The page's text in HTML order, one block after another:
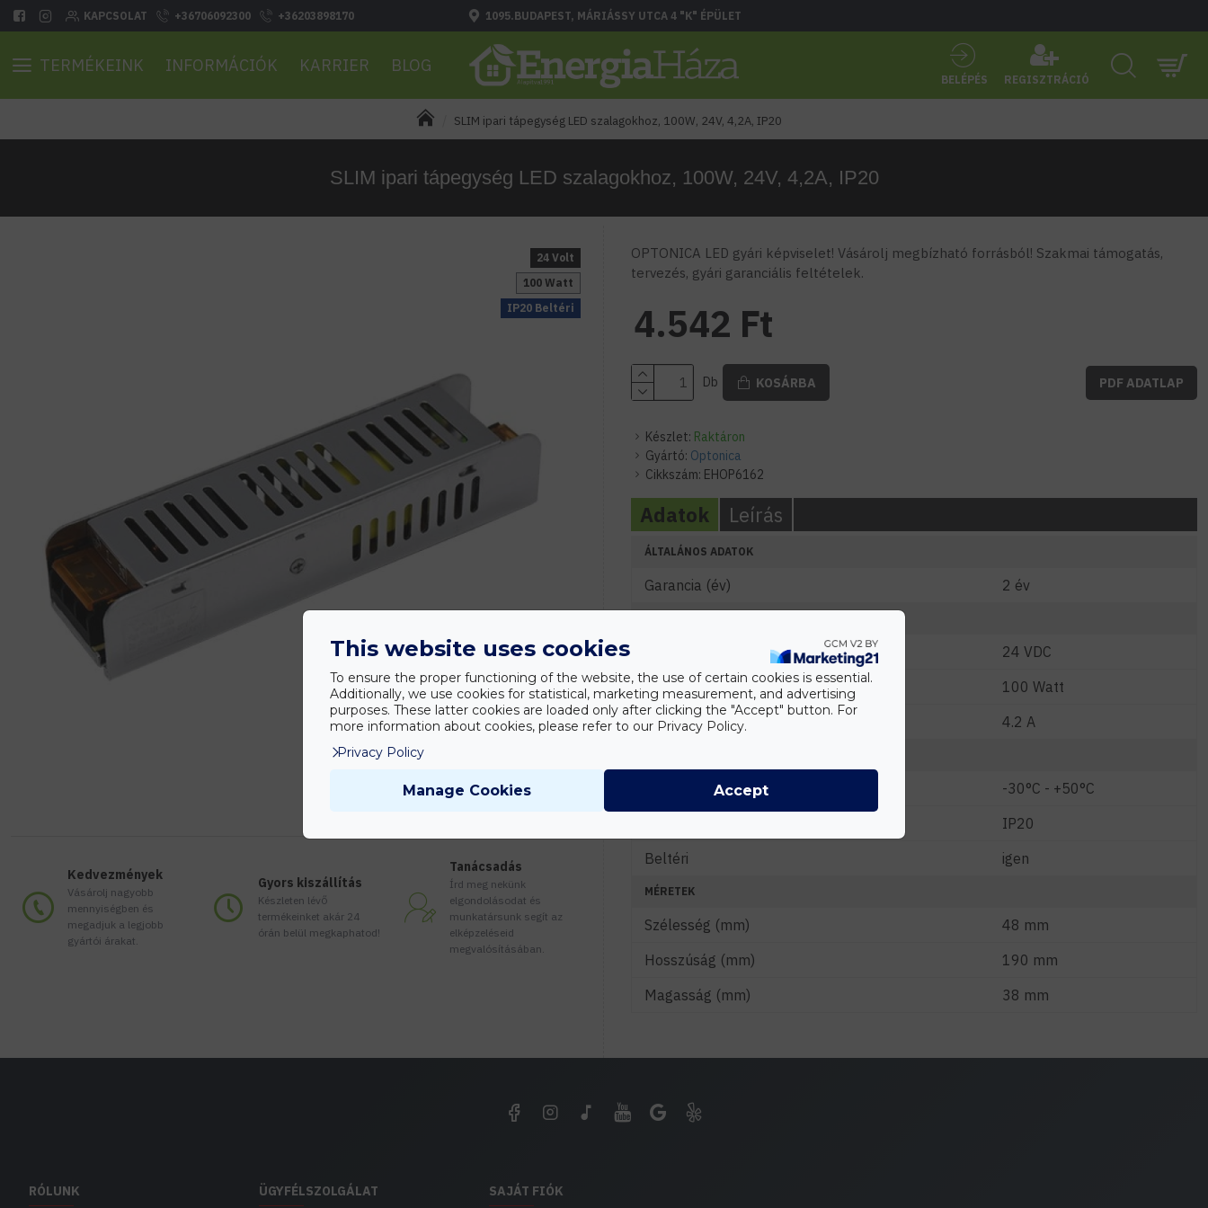
KAPCSOLAT +36706092300 +36203898170 1095.BUDAPEST, MÁRIÁSSY UTCA 4 "K" ÉPÜLET
TERMÉKEINK INFORMÁCIÓK KARRIER BLOG
BELÉPÉS REGISZTRÁCIÓ
SLIM ipari tápegység LED szalagokhoz, 100W, 24V, 4,2A, IP20
SLIM ipari tápegység LED szalagokhoz, 100W, 24V, 4,2A, IP20
IP20 Beltéri
24 Volt
100 Watt
Kedvezmények
Vásárolj nagyobb
mennyiségben és
megadjuk a legjobb
gyártói árakat.
Gyors kiszállítás
Készleten lévő
termékeinket akár 24
órán belül megkaphatod!
Tanácsadás
Írd meg nekünk
elgondolásodat és
munkatársunk segít az
elképzeléseid
megvalósításában.
OPTONICA LED gyári képviselet! Vásárolj megbízható forrásból! Szakmai támogatás,
tervezés, gyári garanciális feltételek.
Készlet: Raktáron
Gyártó: Optonica
Cikkszám: EHOP6162
4.542 Ft
Db KOSÁRBA PDF ADATLAP
Adatok Leírás
ÁLTALÁNOS ADATOK
Garancia (év) 2 év
Névleges feszültség (V)
24 VDC
Névleges teljesítmény (W)
100 Watt
Maximális Terhelés (A)
4.2 A
Működési hőmérséklet (°C)
-30°C - +50°C
IP20
Beltéri
igen
MÉRETEK
Szélesség (mm)
48 mm
Hosszúság (mm)
190 mm
Magasság (mm)
38 mm
RÓLUNK ÜGYFÉLSZOLGÁLAT SAJÁT FIÓK
This website uses cookies
To ensure the proper functioning of the website, the use of certain cookies is essential.
Additionally, we use cookies for statistical, marketing measurement, and advertising
purposes. These latter cookies are loaded only after clicking the "Accept" button. For
more information about cookies, please refer to our Privacy Policy.
Privacy Policy
Manage Cookies Accept